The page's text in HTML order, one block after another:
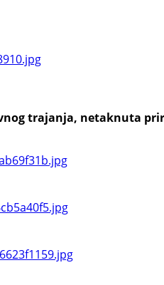
trajanja, netaknuta